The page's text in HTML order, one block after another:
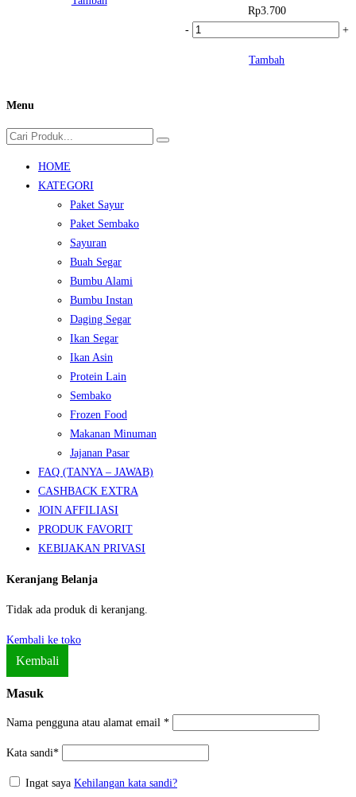
Rp3.700
-
Kuantitas
+
Tambah
Menu
HOME
KATEGORI
Paket Sayur
Paket Sembako
Sayuran
Buah Segar
Bumbu Alami
Bumbu Instan
Daging Segar
Ikan Segar
Ikan Asin
Protein Lain
Sembako
Frozen Food
Makanan Minuman
Jajanan Pasar
FAQ (TANYA – JAWAB)
CASHBACK EXTRA
JOIN AFFILIASI
PRODUK FAVORIT
KEBIJAKAN PRIVASI
Keranjang Belanja
Tidak ada produk di keranjang.
Kembali ke toko
Kembali
Masuk
Nama pengguna atau alamat email *
Kata sandi*
Ingat saya Kehilangan kata sandi?